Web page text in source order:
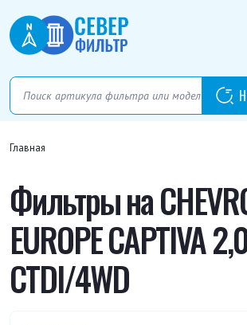
Главная
Фильтры на
EUROPE CAPTIVA
CTDI/4WD